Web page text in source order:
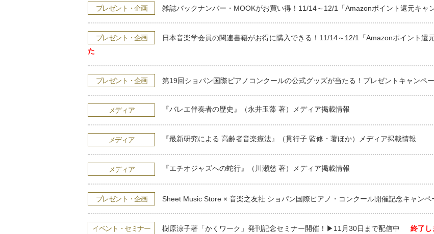
プレゼント・企画 雑誌バックナンバー・MOOKがお買い得！11/14～12/1「Amazonポイント還元キャ
プレゼント・企画 日本音楽学会員の関連書籍がお得に購入できる！11/14～12/1「Amazonポイント還
た
プレゼント・企画 第19回ショパン国際ピアノコンクールの公式グッズが当たる！プレゼントキャンペ
メディア 『バレエ伴奏者の歴史』（永井玉藻 著）メディア掲載情報
メディア 『最新研究による 高齢者音楽療法』（貫行子 監修・著ほか）メディア掲載情報
メディア 『エチオジャズへの蛇行』（川瀬慈 著）メディア掲載情報
プレゼント・企画 Sheet Music Store × 音楽之友社 ショパン国際ピアノ・コンクール開催記念キャンペ
イベント・セミナー 樹原涼子著「かくワーク」発刊記念セミナー開催！▶︎11月30日まで配信中 終了し